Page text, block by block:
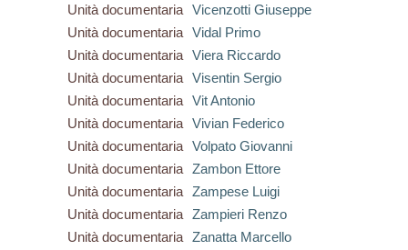
Unità documentaria
Vicenzotti Giuseppe
Unità documentaria
Vidal Primo
Unità documentaria
Viera Riccardo
Unità documentaria
Visentin Sergio
Unità documentaria
Vit Antonio
Unità documentaria
Vivian Federico
Unità documentaria
Volpato Giovanni
Unità documentaria
Zambon Ettore
Unità documentaria
Zampese Luigi
Unità documentaria
Zampieri Renzo
Unità documentaria
Zanatta Marcello